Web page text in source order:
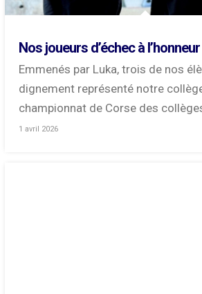
Nos joueurs d’échec à l’honneur
Emmenés par Luka, trois de nos
dignement représenté notre
championnat de Corse des collèges
1 avril 2026